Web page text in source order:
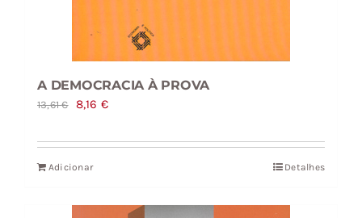
A DEMOCRACIA À PROVA
13,61€
O
original
era:
8,16 €O
atual
Adicionar Detalhes